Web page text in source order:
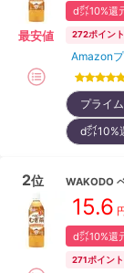
最安値
d㌽10%還
272ポイント
Amazon
プライ
d㌽
2位 WAKODO
15.6
d㌽10%還
271ポイント